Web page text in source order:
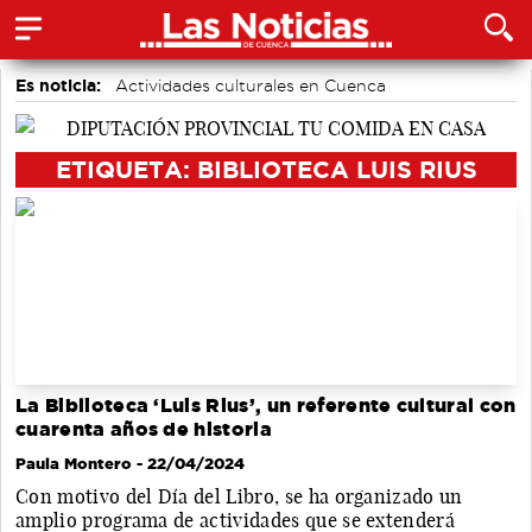
Es noticia:
Actividades culturales en Cuenca
Área de Deportes
Auditorio de Cuenca
ETIQUETA: BIBLIOTECA LUIS RIUS
La Biblioteca ‘Luis Rius’, un referente cultural con
cuarenta años de historia
Paula Montero - 22/04/2024
Con motivo del Día del Libro, se ha organizado un
amplio programa de actividades que se extenderá